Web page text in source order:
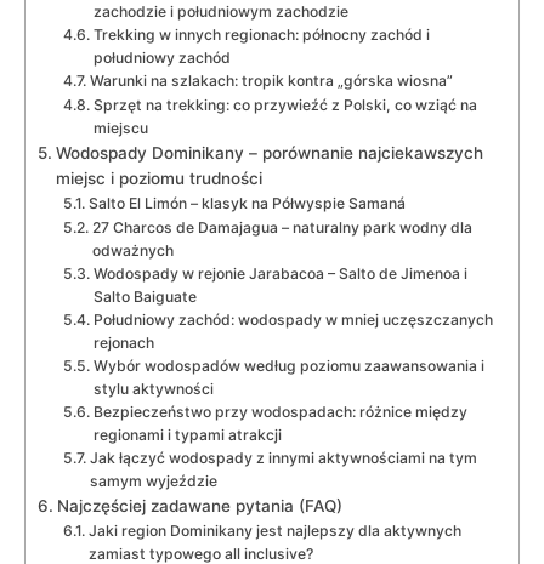
zachodzie i południowym zachodzie
Trekking w innych regionach: północny zachód i
południowy zachód
Warunki na szlakach: tropik kontra „górska wiosna”
Sprzęt na trekking: co przywieźć z Polski, co wziąć na
miejscu
Wodospady Dominikany – porównanie najciekawszych
miejsc i poziomu trudności
Salto El Limón – klasyk na Półwyspie Samaná
27 Charcos de Damajagua – naturalny park wodny dla
odważnych
Wodospady w rejonie Jarabacoa – Salto de Jimenoa i
Salto Baiguate
Południowy zachód: wodospady w mniej uczęszczanych
rejonach
Wybór wodospadów według poziomu zaawansowania i
stylu aktywności
Bezpieczeństwo przy wodospadach: różnice między
regionami i typami atrakcji
Jak łączyć wodospady z innymi aktywnościami na tym
samym wyjeździe
Najczęściej zadawane pytania (FAQ)
Jaki region Dominikany jest najlepszy dla aktywnych
zamiast typowego all inclusive?